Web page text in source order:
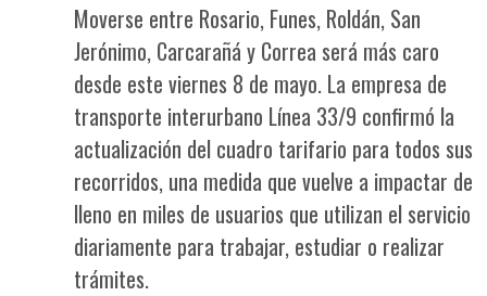
Moverse entre Rosario, Funes, Roldán, San
Jerónimo, Carcarañá y Correa será más caro
desde este viernes 8 de mayo. La empresa de
transporte interurbano Línea 33/9 confirmó la
actualización del cuadro tarifario para todos sus
recorridos, una medida que vuelve a impactar de
lleno en miles de usuarios que utilizan el servicio
diariamente para trabajar, estudiar o realizar
trámites.